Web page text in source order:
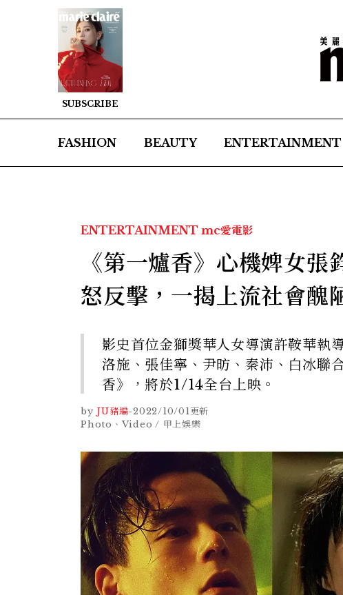
SUBSCRIBE
FASHION BEAUTY ENTERTAINMENT
ENTERTAINMENT mc愛電影
《第一爐香》心機婢女
怒反擊，一揭上流社會醜
影史首位金獅獎華人女導演許鞍華執
洛施、張佳寧、尹昉、秦沛、白冰聯
香》，將於1/14全台上映。
by JU豬編-2022/10/01更新
Photo、Video / 甲上娛樂